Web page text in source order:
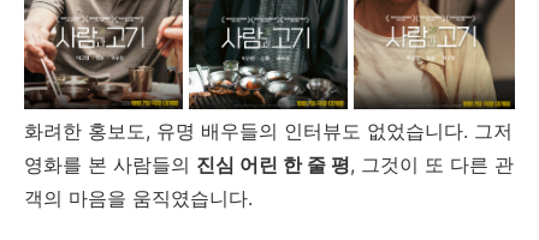
화려한 홍보도, 유명 배우들의 인터뷰도 없었습니다. 그저
영화를 본 사람들의 진심 어린 한 줄 평, 그것이 또 다른 관
객의 마음을 움직였습니다.